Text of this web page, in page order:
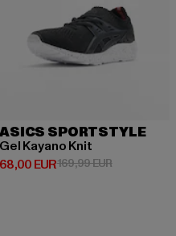
EUR
ASICS SPORTSTYLE
Gel Kayano Knit
68,00 EUR
Derzeitiger Preis: 68,00 EUR
169,99 EUR